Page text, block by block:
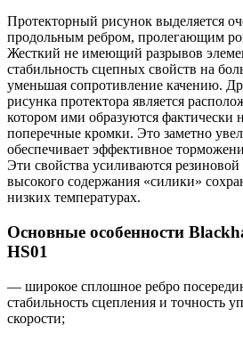
Протекторный рисунок выделяется
продольным ребром, пролегающим
Жесткий не имеющий разрывов
стабильность сцепных свойств на
уменьшая сопротивление качению.
рисунка протектора является
котором ими образуются фактически
поперечные кромки. Это заметно
обеспечивает эффективное
Эти свойства усиливаются резиновой
высокого содержания «силики»
низких температурах.
Основные особенности
HS01
— широкое сплошное ребро
стабильность сцепления и точность
скорости;